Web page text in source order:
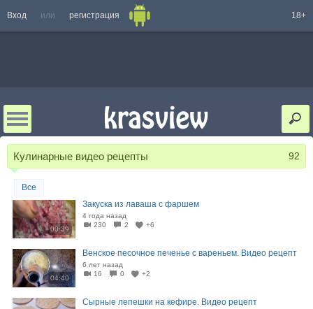
Вход или регистрация 18+
Кулинарные видео рецепты 92
Все
00:39
Закуска из лаваша с фаршем
4 года назад
230
2 +6
04:40
Венское песочное печенье с вареньем. Видео рецепт
6 лет назад
16
0 +2
Сырные лепешки на кефире. Видео рецепт